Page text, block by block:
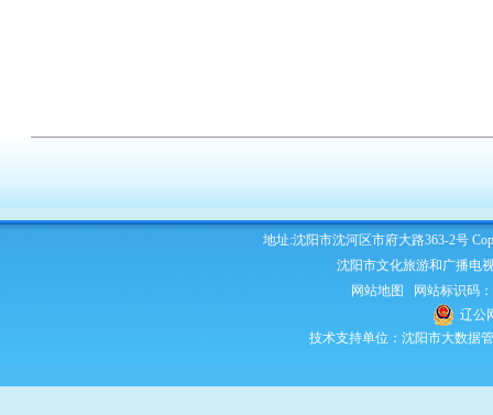
地址:沈阳市沈河区市府大路363-2号
沈阳市文化旅游和广播电
网站地图
网站标识码
辽公
技术支持单位：沈阳市大数据